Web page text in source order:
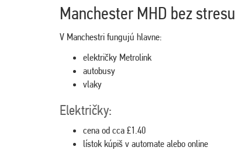
Manchester MHD bez stresu
V Manchestri fungujú hlavne:
električky Metrolink
autobusy
vlaky
Električky:
cena od cca £1.40
lístok kúpiš v automate alebo online